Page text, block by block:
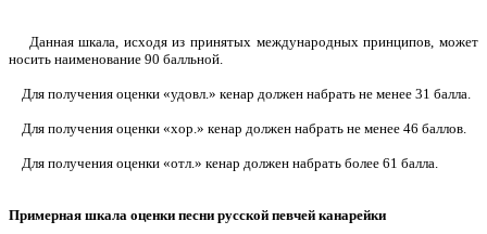
Данная шкала, исходя из принятых международных принципов, может
носить наименование 90 балльной.
Для получения оценки «удовл.» кенар должен набрать не менее 31 балла.
Для получения оценки «хор.» кенар должен набрать не менее 46 баллов.
Для получения оценки «отл.» кенар должен набрать более 61 балла.
Примерная шкала оценки песни русской певчей канарейки